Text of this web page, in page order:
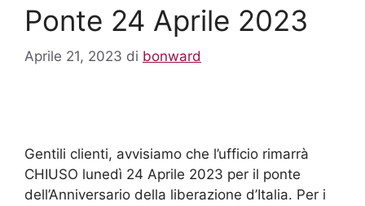
Ponte 24 Aprile 2023
Aprile 21, 2023 di bonward
Gentili clienti, avvisiamo che l’ufficio rimarrà
CHIUSO lunedì 24 Aprile 2023 per il ponte
dell’Anniversario della liberazione d’Italia. Per i